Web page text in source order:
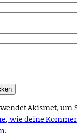
Akismet, um
wie deine